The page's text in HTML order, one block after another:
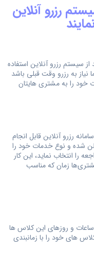
رزرو آنلاین
سیستم رزرو آنلاین استفاده
به رزرو وقت قبلی باشد
خود را به مشتری هایتان
رزرو آنلاین قابل انجام
شده و نوع خدمات خود را
را انتخاب نماید، این کار
زمان که مناسب
و روزهای این کلاس ها
های خود را با زمانبندی